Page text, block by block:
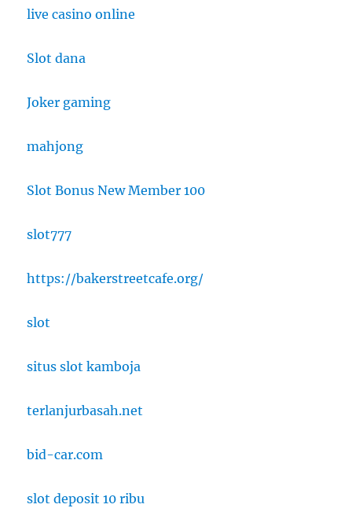
live casino online
Slot dana
Joker gaming
mahjong
Slot Bonus New Member 100
slot777
https://bakerstreetcafe.org/
slot
situs slot kamboja
terlanjurbasah.net
bid-car.com
slot deposit 10 ribu